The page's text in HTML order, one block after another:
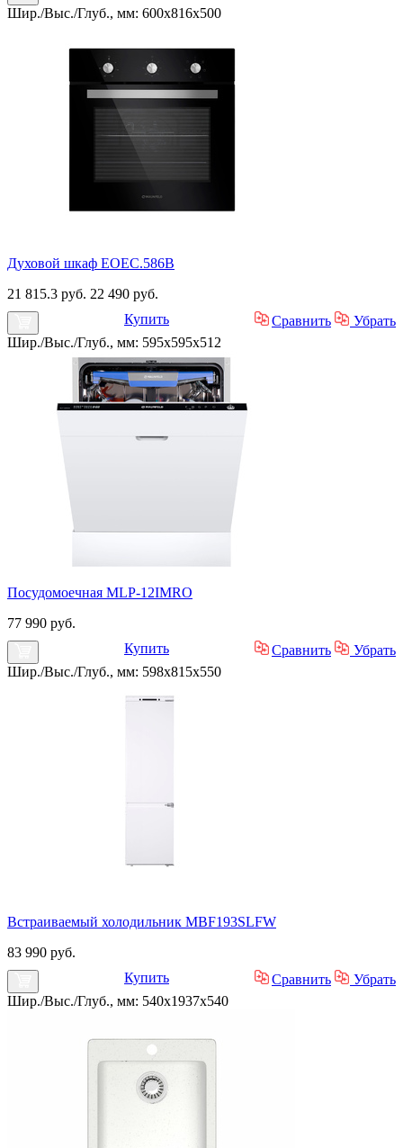
Шир./Выс./Глуб., мм: 600x816x500
Духовой шкаф EOEC.586B
21 815.3 руб. 22 490 руб.
Купить
Сравнить
Убрать
Шир./Выс./Глуб., мм: 595x595x512
Посудомоечная MLP-12IMRO
77 990 руб.
Купить
Сравнить
Убрать
Шир./Выс./Глуб., мм: 598x815x550
Встраиваемый холодильник MBF193SLFW
83 990 руб.
Купить
Сравнить
Убрать
Шир./Выс./Глуб., мм: 540x1937x540